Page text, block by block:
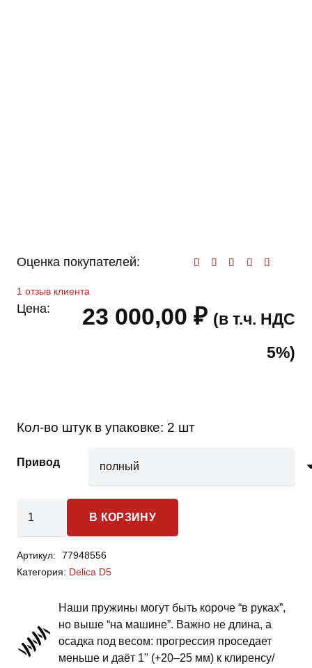
Оценка покупателей:
1 отзыв клиента
Цена: 23 000,00 ₽ (в т.ч. НДС
5%)
Кол-во штук в упаковке: 2 шт
Привод
товара
Delica
D5
пружины
задней
подвески
В КОРЗИНУ
Артикул:
77948556
Категория: Delica D5
Наши пружины могут быть короче “в руках”,
но выше “на машине”. Важно не длина, а
осадка под весом: прогрессия проседает
меньше и даёт 1" (+20–25 мм) к клиренсу/